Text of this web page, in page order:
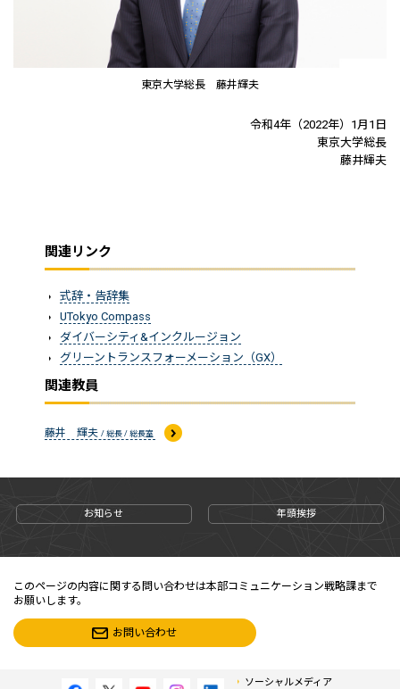
東京大学総長 藤井輝夫
令和4年（2022年）1月1日
東京大学総長
藤井輝夫
関連リンク
式辞・告辞集
UTokyo Compass
ダイバーシティ&インクルージョン
グリーントランスフォーメーション（GX）
関連教員
藤井 輝夫 / 総長 / 総長室
お知らせ 年頭挨拶
このページの内容に関する問い合わせは本部コミュニケーション戦略課まで
お願いします。
お問い合わせ
ソーシャルメディア